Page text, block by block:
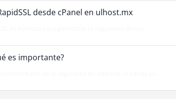
desde cPanel en ulhost.mx
es importante?